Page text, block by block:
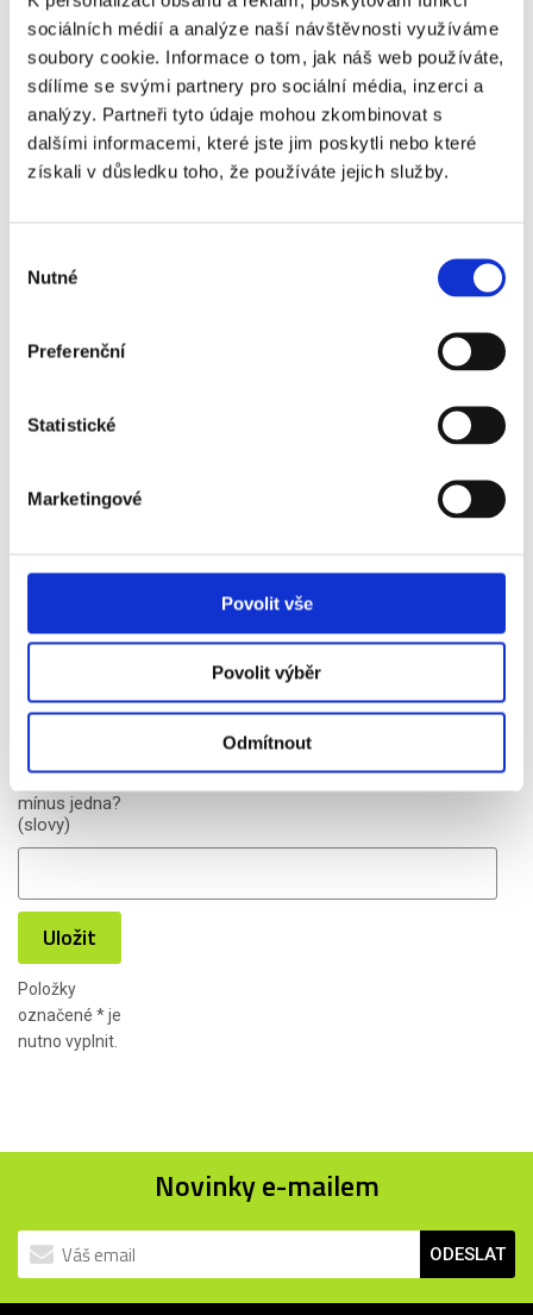
sociálních médií a analýze naší návštěvnosti využíváme
soubory cookie. Informace o tom, jak náš web používáte,
sdílíme se svými partnery pro sociální média, inzerci a
analýzy. Partneři tyto údaje mohou zkombinovat s
dalšími informacemi, které jste jim poskytli nebo které
získali v důsledku toho, že používáte jejich služby.
souhlasu
Nutné
Preferenční
Statistické
Marketingové
Povolit vše
Povolit výběr
Odmítnout
Diskuze
Jméno*:
WWW:
mínus jedna?
(slovy)
Uložit
Položky
označené *je
nutno vyplnit.
Novinky e-mailem
ODESLAT